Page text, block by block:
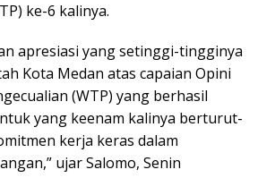
ke-6 kalinya.
apresiasi yang setinggi-tingginya
Kota Medan atas capaian Opini
(WTP) yang berhasil
yang keenam kalinya berturut-
kerja keras dalam
ujar Salomo, Senin